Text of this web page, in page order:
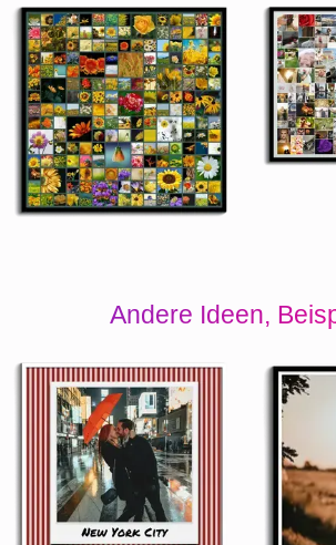
Andere Ideen,